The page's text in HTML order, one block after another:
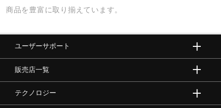
商品を豊富に取り揃えています。
ユーザーサポート
販売店一覧
テクノロジー